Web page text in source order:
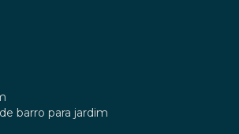
de barro para jardim